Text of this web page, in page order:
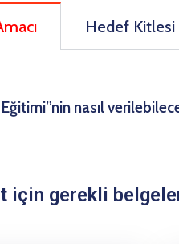
Hedef Kitlesi
nasıl
için gerekli